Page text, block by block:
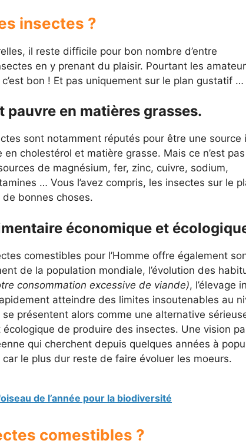
insectes ?
il reste difficile pour bon nombre d’entre
en y prenant du plaisir. Pourtant les
bon ! Et pas uniquement sur le plan gustatif …
pauvre en matières grasses.
sont notamment réputés pour être une source
cholestérol et matière grasse. Mais ce n’est
de magnésium, fer, zinc, cuivre, sodium,
… Vous l’avez compris, les insectes sur le
de bonnes choses.
économique et
comestibles pour l’Homme offre également
de la population mondiale, l’évolution des
consommation excessive de viande), l’élevage
atteindre des limites insoutenables au
présentent alors comme une alternative
de produire des insectes. Une vision
qui cherchent depuis quelques années à
le plus dur reste de faire évoluer les moeurs.
de l’année pour la biodiversité
comestibles ?